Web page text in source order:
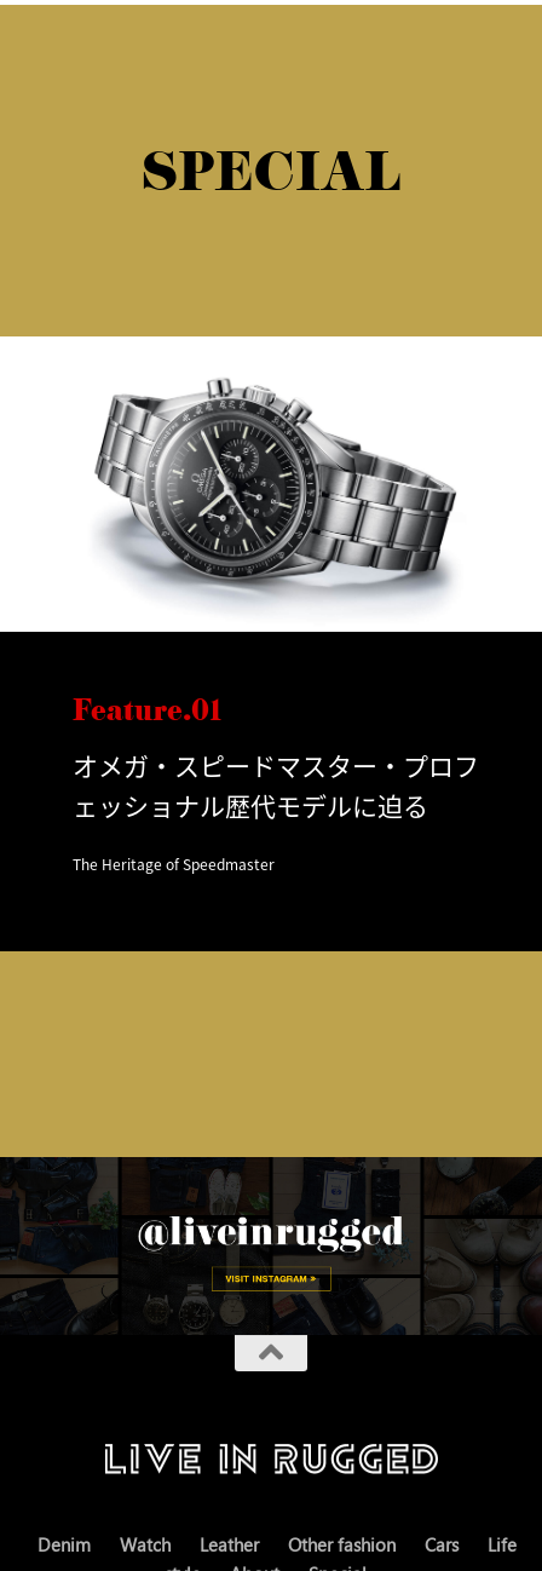
SPECIAL
Feature.01
オメガ・スピードマスター・プロフ
ェッショナル歴代モデルに迫る
The Heritage of Speedmaster
Denim Watch Leather Other fashion Cars
Life